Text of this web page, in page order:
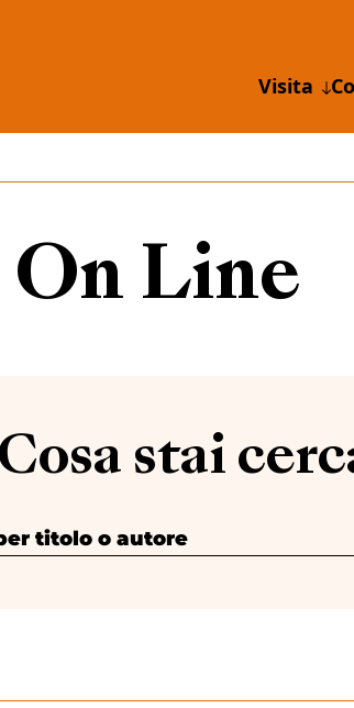
Visita
Line
Cosa stai
titolo o autore